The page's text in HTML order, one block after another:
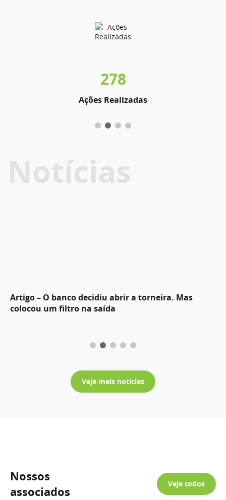
278
Ações Realizadas
Artigo – O banco decidiu abrir a torneira. Mas
colocou um filtro na saída
Veja mais notícias
Nossos
associados
Veja todos